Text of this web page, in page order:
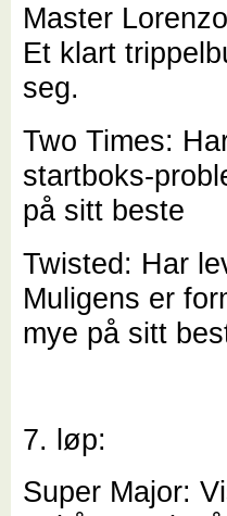
Master
Et klart
seg.
Two Times:
startboks-
på sitt beste
Twisted: Har
Muligens er
mye på sitt
7. løp:
Super Major: